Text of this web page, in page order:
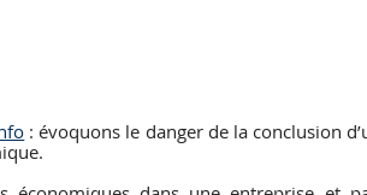
: évoquons le danger de la conclusion